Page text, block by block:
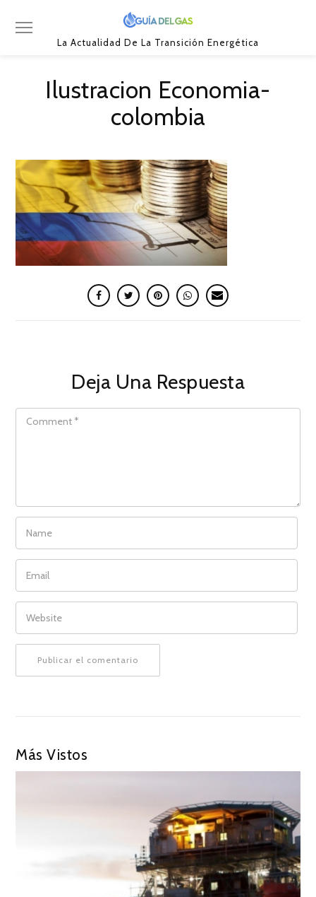
La Actualidad De La Transición Energética
Ilustracion Economia-
colombia
Deja Una Respuesta
COMMENT
NAME
EMAIL
WEBSITE
Más Vistos